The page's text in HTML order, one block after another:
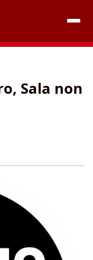
Sala non